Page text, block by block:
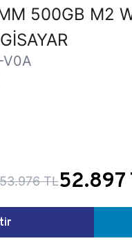
500GB M2
TL52.897